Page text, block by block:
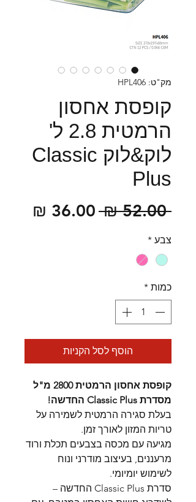
מק"ט: HPL406
קופסת אחסון
הרמטית 2.8 ל'
לוק&לוק Classic
Plus
‏52.00 ‏₪
מחיר
צבע *
כמות *
הוסף לסל הקניות
קופסת אחסון הרמטית 2800 מ"ל
מסדרת Classic Plus החדשה!
בעלת סגירה הרמטית לשמירה על
טריות המזון לאורך זמן.
מגיעה עם מכסה בצבעים תכלת ורוד
מרעננים, בעיצוב מודרני ונוח
לשימוש יומיומי.
סדרת Classic Plus החדשה –